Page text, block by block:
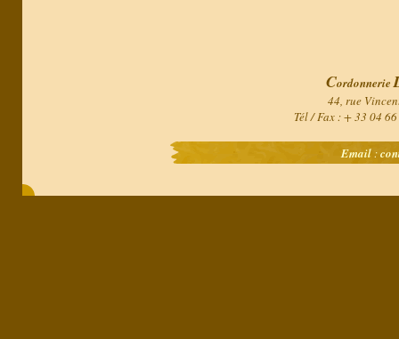
Cordonnerie
44, rue
Tél / Fax : + 33 04
Email: